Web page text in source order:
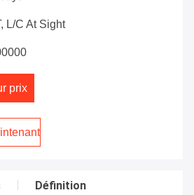
L/C At Sight
prix
Définition